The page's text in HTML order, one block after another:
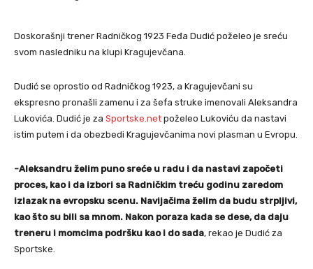
Doskorašnji trener Radničkog 1923 Feđa Dudić poželeo je sreću
svom nasledniku na klupi Kragujevčana.
Dudić se oprostio od Radničkog 1923, a Kragujevčani su
ekspresno pronašli zamenu i za šefa struke imenovali Aleksandra
Lukovića. Dudić je za Sportske.net poželeo Lukoviću da nastavi
istim putem i da obezbedi Kragujevčanima novi plasman u Evropu.
-Aleksandru želim puno sreće u radu i da nastavi započeti
proces, kao i da izbori sa Radničkim treću godinu zaredom
izlazak na evropsku scenu. Navijačima želim da budu strpljivi,
kao što su bili sa mnom. Nakon poraza kada se dese, da daju
treneru i momcima podršku kao i do sada, rekao je Dudić za
Sportske.